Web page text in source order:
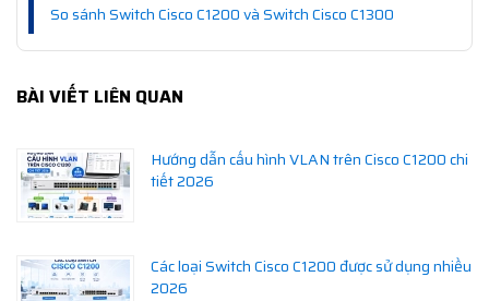
So sánh Switch Cisco C1200 và Switch Cisco C1300
BÀI VIẾT LIÊN QUAN
Hướng dẫn cấu hình VLAN trên Cisco C1200 chi
tiết 2026
Các loại Switch Cisco C1200 được sử dụng nhiều
2026